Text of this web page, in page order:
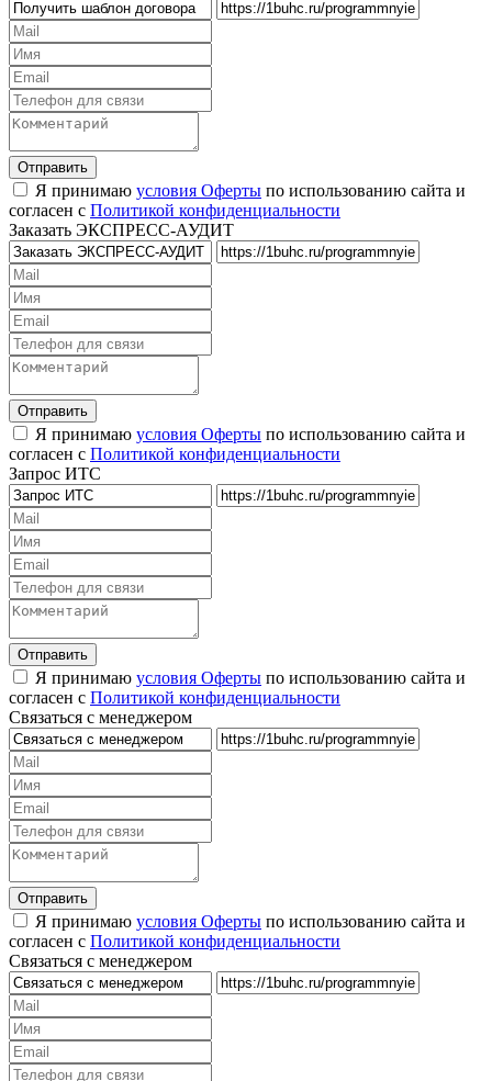
Я принимаю условия Оферты по использованию сайта и
согласен с Политикой конфиденциальности
Заказать ЭКСПРЕСС-АУДИТ
Я принимаю условия Оферты по использованию сайта и
согласен с Политикой конфиденциальности
Запрос ИТС
Я принимаю условия Оферты по использованию сайта и
согласен с Политикой конфиденциальности
Связаться с менеджером
Я принимаю условия Оферты по использованию сайта и
согласен с Политикой конфиденциальности
Связаться с менеджером